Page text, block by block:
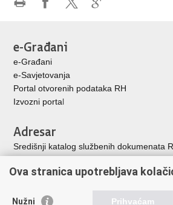
Facebooku
X-
e-Građani
e-Građani
e-Savjetovanja
Portal otvorenih podataka RH
Izvozni portal
Adresar
Središnji katalog službenih dokumenata
Adresar političkih stranaka u RH
Ova stranica upotrebljava
Nužni Prihvaćam